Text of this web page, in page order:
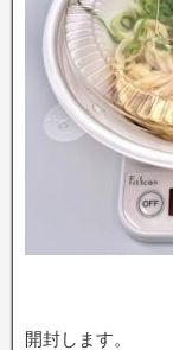
開封します。